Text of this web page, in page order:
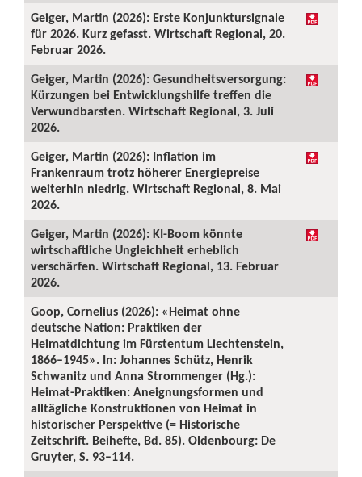
Geiger, Martin (2026): Erste Konjunktursignale
für 2026. Kurz gefasst. Wirtschaft Regional, 20.
Februar 2026.
Geiger, Martin (2026): Gesundheitsversorgung:
Kürzungen bei Entwicklungshilfe treffen die
Verwundbarsten. Wirtschaft Regional, 3. Juli
2026.
Geiger, Martin (2026): Inflation im
Frankenraum trotz höherer Energiepreise
weiterhin niedrig. Wirtschaft Regional, 8. Mai
2026.
Geiger, Martin (2026): KI-Boom könnte
wirtschaftliche Ungleichheit erheblich
verschärfen. Wirtschaft Regional, 13. Februar
2026.
Goop, Cornelius (2026): «Heimat ohne
deutsche Nation: Praktiken der
Heimatdichtung im Fürstentum Liechtenstein,
1866–1945». In: Johannes Schütz, Henrik
Schwanitz und Anna Strommenger (Hg.):
Heimat-Praktiken: Aneignungsformen und
alltägliche Konstruktionen von Heimat in
historischer Perspektive (= Historische
Zeitschrift. Beihefte, Bd. 85). Oldenbourg: De
Gruyter, S. 93–114.